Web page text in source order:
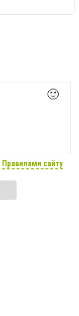
🙂
Правилами сайту